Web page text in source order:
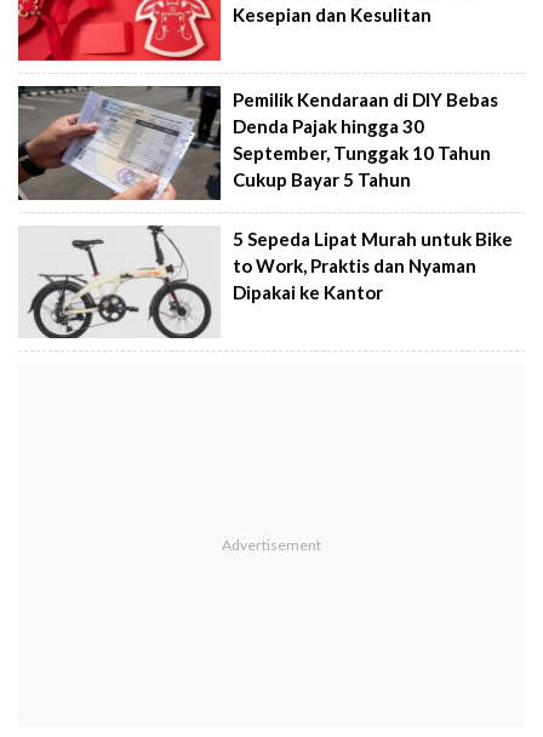
Kesepian dan Kesulitan
Pemilik Kendaraan di DIY Bebas
Denda Pajak hingga 30
September, Tunggak 10 Tahun
Cukup Bayar 5 Tahun
5 Sepeda Lipat Murah untuk Bike
to Work, Praktis dan Nyaman
Dipakai ke Kantor